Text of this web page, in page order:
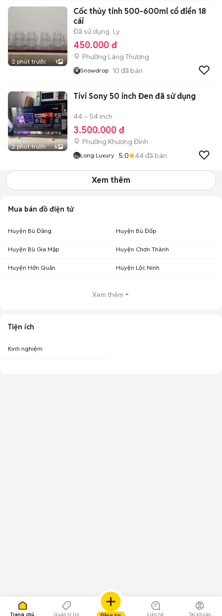
Trang chủ Quản lý tin Liên hệ Tài khoản
2 phút trước 1
Cốc thủy tinh 500-600ml cổ điển 18
cái
Đã sử dụng Ly
450.000 đ
Phường Láng Thượng
Snowdrop 10 đã bán
2 phút trước 5
Tivi Sony 50 inch Đen đã sử dụng
44 – 54 inch
3.500.000 đ
Phường Khương Đình
Long Luxury 5.0 44đã bán
Xem thêm
Mua bán đồ điện tử
Huyện Bù Đăng Huyện Bù Đốp
Huyện Bù Gia Mập Huyện Chơn Thành
Huyện Hớn Quản Huyện Lộc Ninh
Xem thêm
Tiện ích
Kinh nghiệm